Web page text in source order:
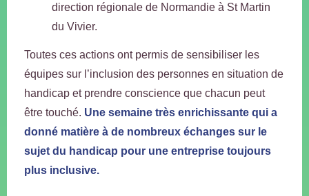
direction régionale de Normandie à St Martin
du Vivier.
Toutes ces actions ont permis de sensibiliser les
équipes sur l’inclusion des personnes en situation de
handicap et prendre conscience que chacun peut
être touché. Une semaine très enrichissante qui a
donné matière à de nombreux échanges sur le
sujet du handicap pour une entreprise toujours
plus inclusive.